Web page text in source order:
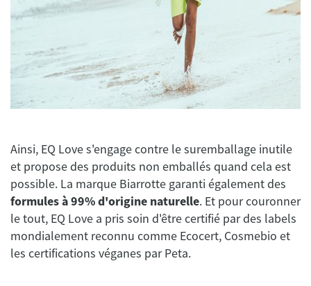
Ainsi, EQ Love s'engage contre le suremballage inutile
et propose des produits non emballés quand cela est
possible. La marque Biarrotte garanti également des
formules à 99% d'origine naturelle. Et pour couronner
le tout, EQ Love a pris soin d'être certifié par des labels
mondialement reconnu comme Ecocert, Cosmebio et
les certifications véganes par Peta.